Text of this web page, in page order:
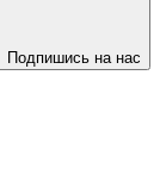
Подпишись на нас